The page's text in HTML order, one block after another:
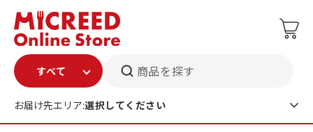
商品を探す
お届け先エリア:選択してください